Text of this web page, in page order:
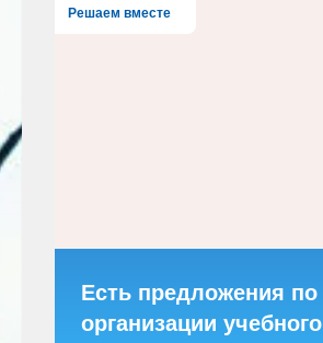
Решаем вместе
Есть предложения по
организации учебного